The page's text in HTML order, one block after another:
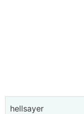
hellsayer